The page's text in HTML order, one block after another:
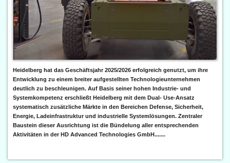
Heidelberg hat das Geschäftsjahr 2025/2026 erfolgreich genutzt, um ihre
Entwicklung zu einem breiter aufgestellten Technologieunternehmen
deutlich zu beschleunigen. Auf Basis seiner hohen Industrie- und
Systemkompetenz erschließt Heidelberg mit dem Dual- Use-Ansatz
systematisch zusätzliche Märkte in den Bereichen Defense, Sicherheit,
Energie, Ladeinfrastruktur und industrielle Systemlösungen. Zentraler
Baustein dieser Ausrichtung ist die Bündelung aller entsprechenden
Aktivitäten in der HD Advanced Technologies GmbH.......